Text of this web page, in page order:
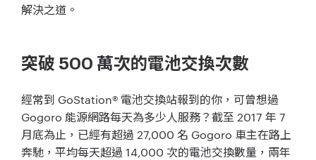
解決之道。
突破 500 萬次的電池交換次數
經常到 GoStation® 電池交換站報到的你，可曾想過
Gogoro 能源網路每天為多少人服務？截至 2017 年 7
月底為止，已經有超過 27,000 名 Gogoro 車主在路上
奔馳，平均每天超過 14,000 次的電池交換數量，兩年